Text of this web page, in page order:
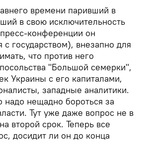
времени паривший в
в свою исключительность
конференции он
с государством), внезапно для
что против него
"Большой семерки",
Украины с его капиталами,
западные аналитики.
надо нещадно бороться за
Тут уже даже вопрос не в
второй срок. Теперь все
досидит ли он до конца